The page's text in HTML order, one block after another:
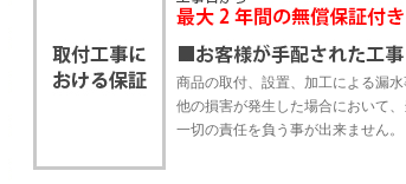
商品の取付、設置、加工による漏
他の損害が発生した場合において、
一切の責任を負う事が出来ません。